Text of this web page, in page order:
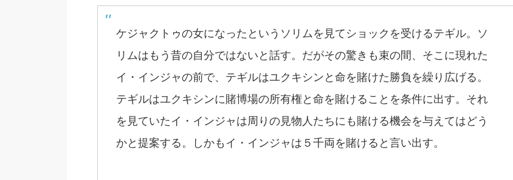
ケジャクトゥの女になったというソリムを見てショックを受けるテギル。ソ
リムはもう昔の自分ではないと話す。だがその驚きも束の間、そこに現れた
イ・インジャの前で、テギルはユクキシンと命を賭けた勝負を繰り広げる。
テギルはユクキシンに賭博場の所有権と命を賭けることを条件に出す。それ
を見ていたイ・インジャは周りの見物人たちにも賭ける機会を与えてはどう
かと提案する。しかもイ・インジャは５千両を賭けると言い出す。